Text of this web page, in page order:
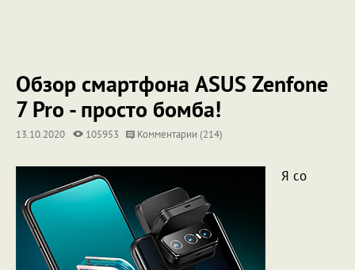
Обзор смартфона ASUS Zenfone
7 Pro - просто бомба!
13.10.2020 105953 Комментарии (214)
Я со